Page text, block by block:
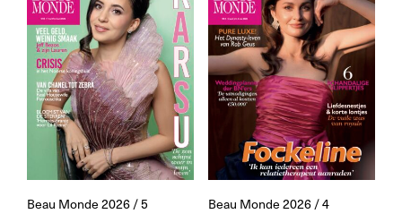
Beau Monde 2026 / 5 Beau Monde 2026 / 4